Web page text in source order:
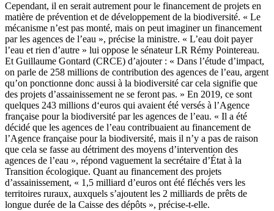
Cependant, il en serait autrement pour le financement de projets en
matière de prévention et de développement de la biodiversité. « Le
mécanisme n’est pas monté, mais on peut imaginer un financement
par les agences de l’eau », précise la ministre. « L’eau doit payer
l’eau et rien d’autre » lui oppose le sénateur LR Rémy Pointereau.
Et Guillaume Gontard (CRCE) d’ajouter : « Dans l’étude d’impact,
on parle de 258 millions de contribution des agences de l’eau, argent
qu’on ponctionne donc aussi à la biodiversité car cela signifie que
des projets d’assainissement ne se feront pas. » En 2019, ce sont
quelques 243 millions d‘euros qui avaient été versés à l’Agence
française pour la biodiversité par les agences de l’eau. « Il a été
décidé que les agences de l’eau contribuaient au financement de
l’Agence française pour la biodiversité, mais il n’y a pas de raison
que cela se fasse au détriment des moyens d’intervention des
agences de l’eau », répond vaguement la secrétaire d’État à la
Transition écologique. Quant au financement des projets
d’assainissement, « 1,5 milliard d’euros ont été fléchés vers les
territoires ruraux, auxquels s’ajoutent les 2 milliards de prêts de
longue durée de la Caisse des dépôts », précise-t-elle.